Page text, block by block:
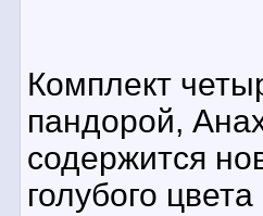
Комплект
пандорой,
содержится
голубого